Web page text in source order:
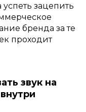
зацепить
бренда за те
проходит
звук на